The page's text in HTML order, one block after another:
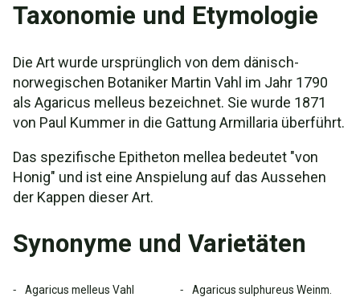
Taxonomie und Etymologie
Die Art wurde ursprünglich von dem dänisch-
norwegischen Botaniker Martin Vahl im Jahr 1790
als Agaricus melleus bezeichnet. Sie wurde 1871
von Paul Kummer in die Gattung Armillaria überführt.
Das spezifische Epitheton mellea bedeutet "von
Honig" und ist eine Anspielung auf das Aussehen
der Kappen dieser Art.
Synonyme und Varietäten
Agaricus melleus Vahl
Agaricus sulphureus Weinm.